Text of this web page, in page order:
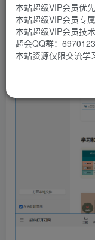
一体的可视化效率
软件截图
本站超级VIP会员优
本站超级VIP会员专
本站超级VIP会员技
超会QQ群：
本站资源仅限交流学